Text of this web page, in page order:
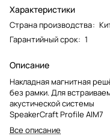
Характеристики
Страна производства:
Гарантийный срок: 1
Описание
Накладная магнитная
без рамки. Для
акустической системы
SpeakerCraft Profile AIM7
Все описание